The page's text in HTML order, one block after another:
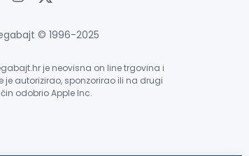
© 1996-2025
je neovisna on line trgovina i
je autorizirao, sponzorirao ili na drugi
odobrio Apple Inc.